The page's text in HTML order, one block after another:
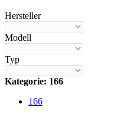
Hersteller
Modell
Typ
Kategorie: 166
166